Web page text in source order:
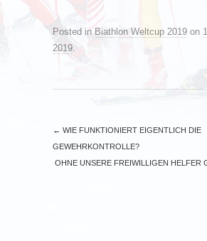
Posted in Biathlon Weltcup 2019 on
2019.
← WIE FUNKTIONIERT EIGENTLICH DIE
GEWEHRKONTROLLE?
OHNE UNSERE FREIWILLIGEN HELFER